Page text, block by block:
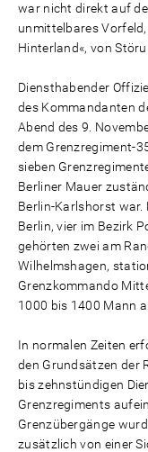
war nicht direkt auf
unmittelbares
Hinterland«, von
Diensthabender
des Kommandanten
Abend des 9.
dem Grenzregiment-
sieben
Berliner Mauer
Berlin-Karlshorst war.
Berlin, vier im Bezirk
gehörten zwei am
Wilhelmshagen,
Grenzkommando
1000 bis 1400 Mann
In normalen Zeiten
den Grundsätzen der
bis zehnstündigen
Grenzregiments
Grenzübergänge
zusätzlich von einer